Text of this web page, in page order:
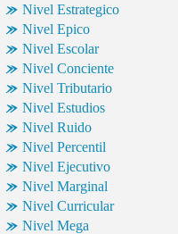
Nivel Estrategico
Nivel Epico
Nivel Escolar
Nivel Conciente
Nivel Tributario
Nivel Estudios
Nivel Ruido
Nivel Percentil
Nivel Ejecutivo
Nivel Marginal
Nivel Curricular
Nivel Mega